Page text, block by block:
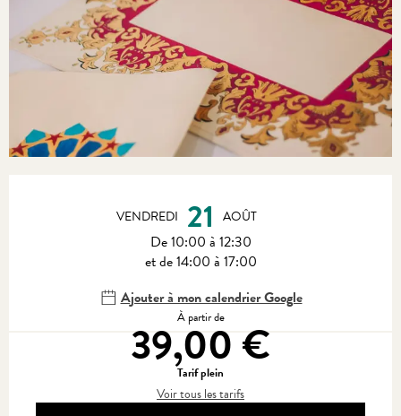
VENDREDI 21 AOÛT
De 10:00 à 12:30
et de 14:00 à 17:00
Ajouter à mon calendrier Google
À partir de
39,00 €
Tarif plein
Voir tous les tarifs